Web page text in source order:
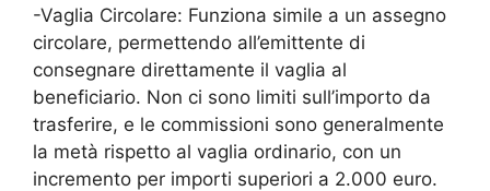
-Vaglia Circolare: Funziona simile a un assegno
circolare, permettendo all’emittente di
consegnare direttamente il vaglia al
beneficiario. Non ci sono limiti sull’importo da
trasferire, e le commissioni sono generalmente
la metà rispetto al vaglia ordinario, con un
incremento per importi superiori a 2.000 euro.